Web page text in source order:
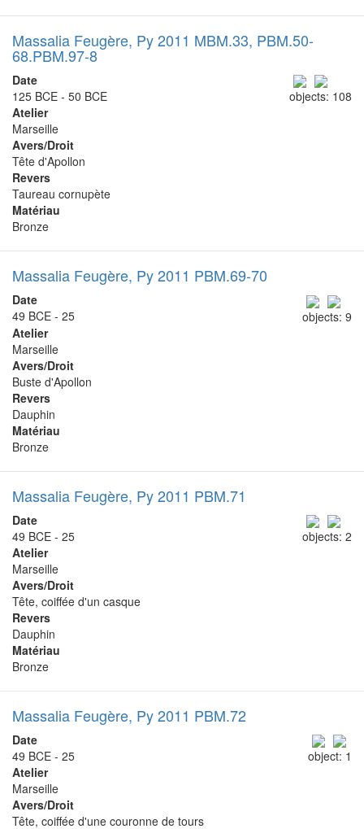
Massalia Feugère, Py 2011 MBM.33, PBM.50-
68.PBM.97-8
objects: 108
Date
125 BCE - 50 BCE
Atelier
Marseille
Avers/Droit
Tête d'Apollon
Revers
Taureau cornupète
Matériau
Bronze
Massalia Feugère, Py 2011 PBM.69-70
objects: 9
Date
49 BCE - 25
Atelier
Marseille
Avers/Droit
Buste d'Apollon
Revers
Dauphin
Matériau
Bronze
Massalia Feugère, Py 2011 PBM.71
objects: 2
Date
49 BCE - 25
Atelier
Marseille
Avers/Droit
Tête, coiffée d'un casque
Revers
Dauphin
Matériau
Bronze
Massalia Feugère, Py 2011 PBM.72
object: 1
Date
49 BCE - 25
Atelier
Marseille
Avers/Droit
Tête, coiffée d'une couronne de tours